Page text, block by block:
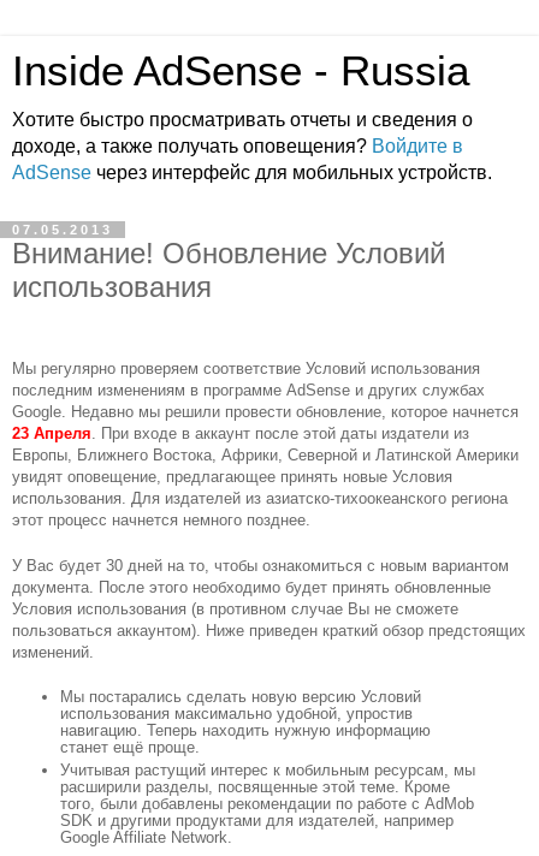
Inside AdSense - Russia
Хотите быстро просматривать отчеты и сведения о
доходе, а также получать оповещения? Войдите в
AdSense через интерфейс для мобильных устройств.
07.05.2013
Внимание! Обновление Условий
использования
Мы регулярно проверяем соответствие Условий использования
последним изменениям в программе AdSense и других службах
23 Апреля . При входе в аккаунт после этой даты издатели из
Европы, Ближнего Востока, Африки, Северной и Латинской Америки
увидят оповещение, предлагающее принять новые Условия
использования. Для издателей из азиатско-тихоокеанского региона
этот процесс начнется немного позднее.
У Вас будет 30 дней на то, чтобы ознакомиться с новым вариантом
документа. После этого необходимо будет принять обновленные
Условия использования (в противном случае Вы не сможете
пользоваться аккаунтом). Ниже приведен краткий обзор предстоящих
изменений.
Мы постарались сделать новую версию Условий
использования максимально удобной, упростив
навигацию. Теперь находить нужную информацию
станет ещё проще.
Учитывая растущий интерес к мобильным ресурсам, мы
расширили разделы, посвященные этой теме. Кроме
того, были добавлены рекомендации по работе с AdMob
SDK и другими продуктами для издателей, например
Google Affiliate Network.